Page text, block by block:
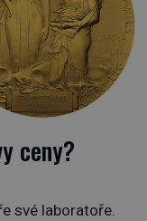
ceny?
své laboratoře.